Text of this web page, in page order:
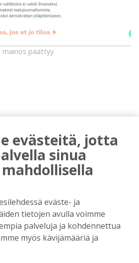
mainos päättyy
tuotti jälleen komeasti
nuorille – palkittavat
loppuvuodesta
7.8.2026 11:33
urheilukentällä järjestetään
evästeitä, jotta
sinua
eväste- ja
tietojen avulla voimme
palveluja ja kohdennettua
myös kävijämääriä ja